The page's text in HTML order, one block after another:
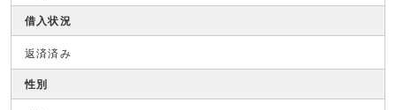
借入状況
返済済み
性別